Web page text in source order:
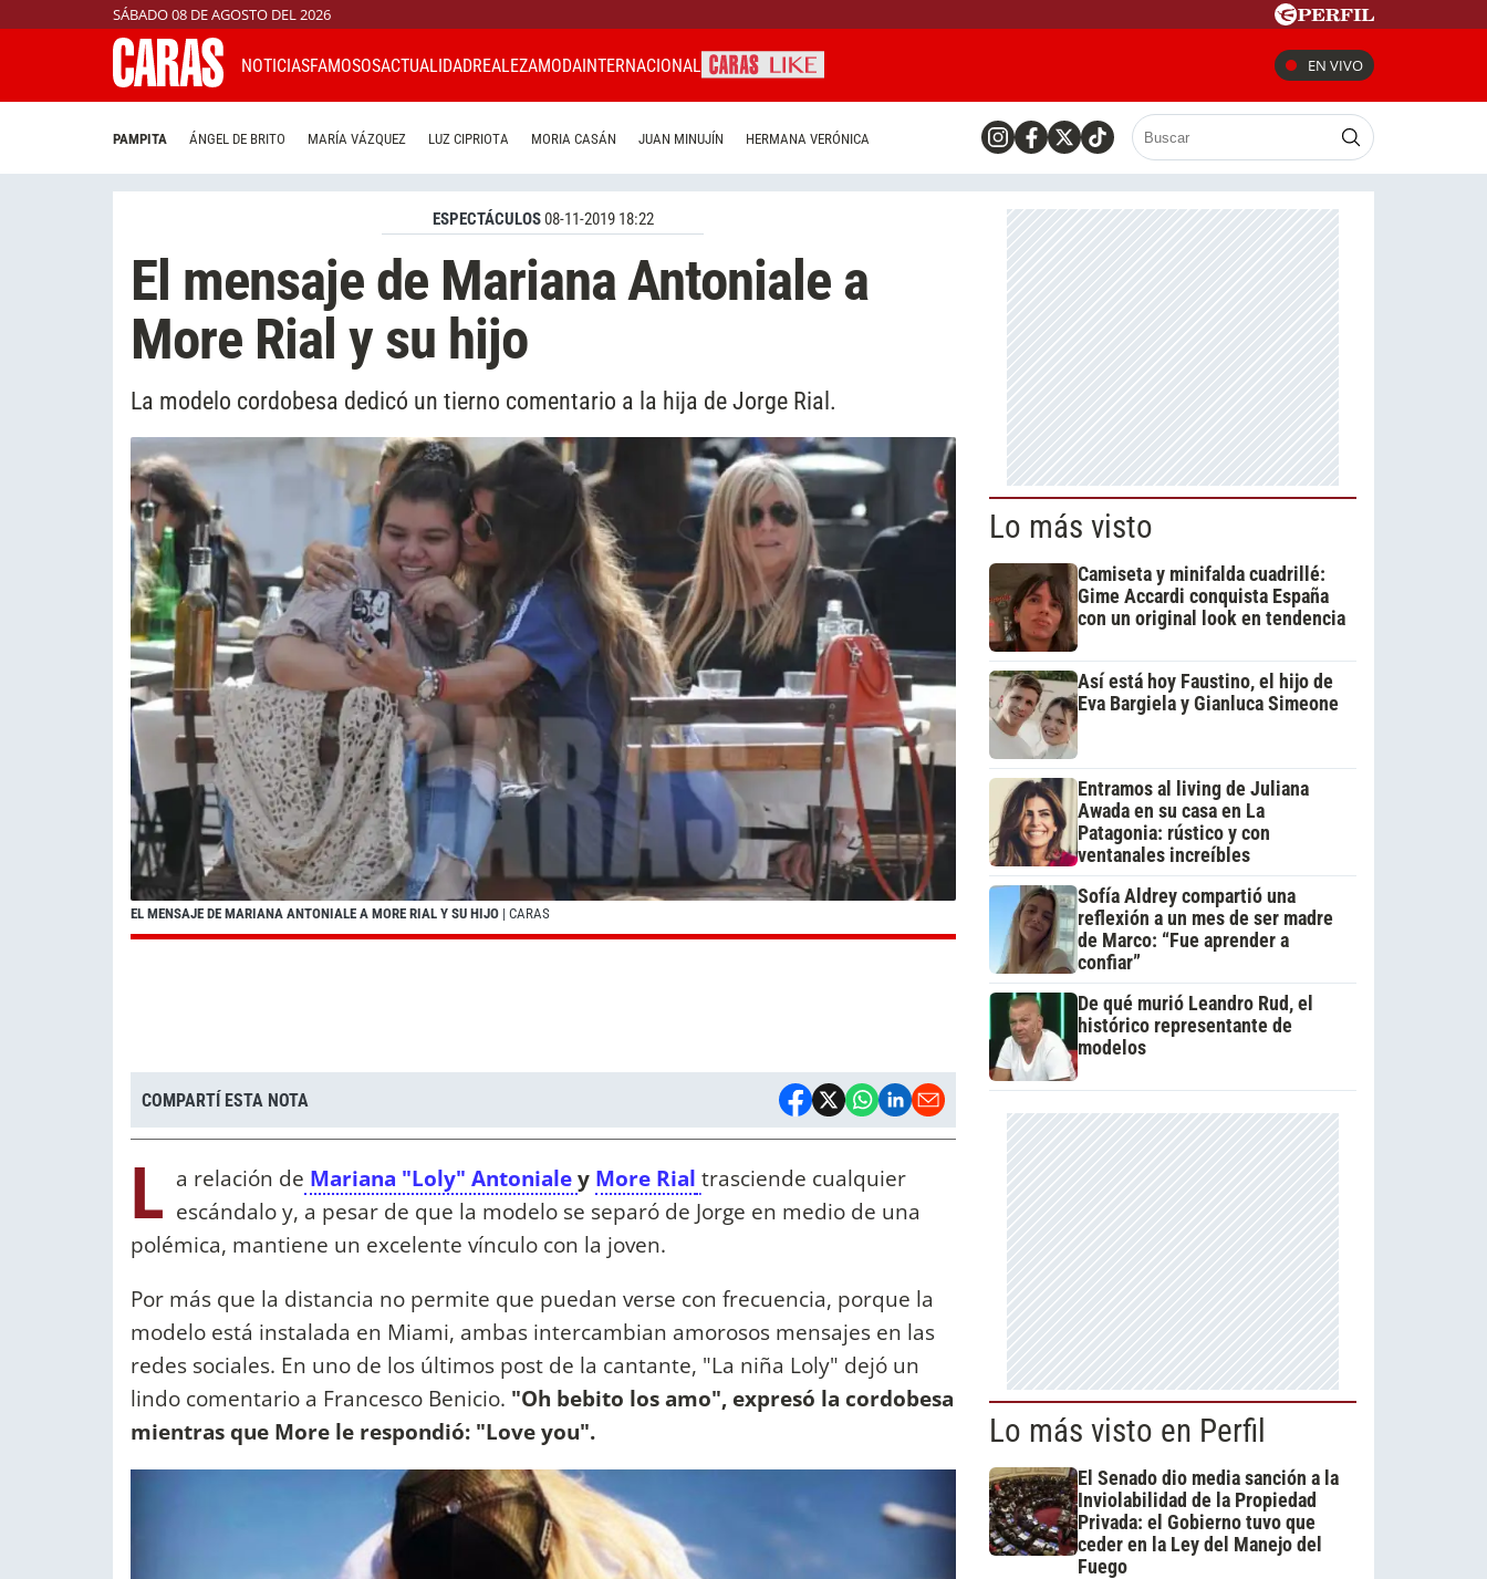
SÁBADO 08 DE AGOSTO DEL 2026
NOTICIASFAMOSOSACTUALIDADREALEZAMODAINTERNACIONAL EN VIVO
PAMPITA ÁNGEL DE BRITO MARÍA VÁZQUEZ LUZ CIPRIOTA MORIA CASÁN JUAN MINUJÍN HERMANA VERÓNICA
ESPECTÁCULOS08-11-2019 18:22
El mensaje de Mariana Antoniale a
More Rial y su hijo
La modelo cordobesa dedicó un tierno comentario a la hija de Jorge Rial.
EL MENSAJE DE MARIANA ANTONIALE A MORE RIAL Y SU HIJO | CARAS
COMPARTÍ ESTA NOTA
L a relación de Mariana "Loly" Antonialey More Rial trasciende cualquier
escándalo y, a pesar de que la modelo se separó de Jorge en medio de una
polémica, mantiene un excelente vínculo con la joven.
Por más que la distancia no permite que puedan verse con frecuencia, porque la
modelo está instalada en Miami, ambas intercambian amorosos mensajes en las
redes sociales. En uno de los últimos post de la cantante, "La niña Loly" dejó un
lindo comentario a Francesco Benicio. "Oh bebito los amo", expresó la cordobesa
mientras que More le respondió: "Love you".
Lo más visto
Camiseta y minifalda cuadrillé:
Gime Accardi conquista España
con un original look en tendencia
Así está hoy Faustino, el hijo de
Eva Bargiela y Gianluca Simeone
Entramos al living de Juliana
Awada en su casa en La
Patagonia: rústico y con
ventanales increíbles
Sofía Aldrey compartió una
reflexión a un mes de ser madre
de Marco: “Fue aprender a
confiar”
De qué murió Leandro Rud, el
histórico representante de
modelos
Lo más visto en Perfil
El Senado dio media sanción a la
Inviolabilidad de la Propiedad
Privada: el Gobierno tuvo que
ceder en la Ley del Manejo del
Fuego